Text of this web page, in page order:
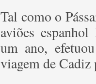
Tal como o
aviões
um ano,
viagem de Cadiz